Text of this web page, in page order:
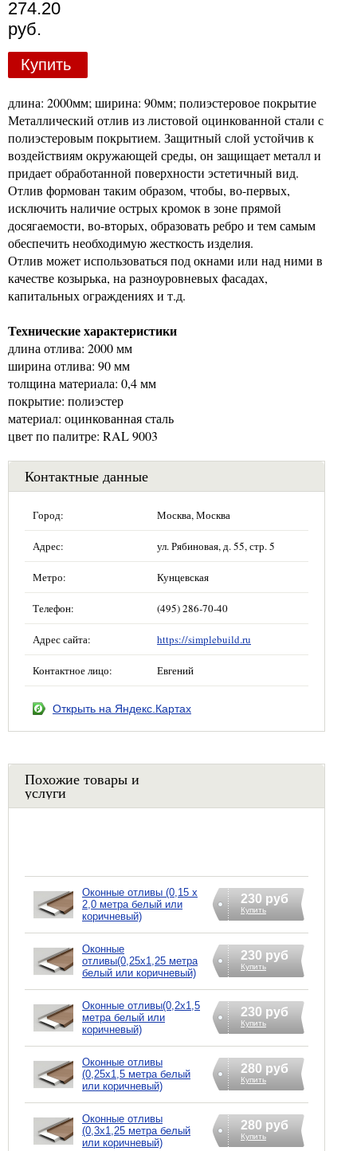
274.20
руб.
Купить
длина: 2000мм; ширина: 90мм; полиэстеровое покрытие
Металлический отлив из листовой оцинкованной стали с
полиэстеровым покрытием. Защитный слой устойчив к
воздействиям окружающей среды, он защищает металл и
придает обработанной поверхности эстетичный вид.
Отлив формован таким образом, чтобы, во-первых,
исключить наличие острых кромок в зоне прямой
досягаемости, во-вторых, образовать ребро и тем самым
обеспечить необходимую жесткость изделия.
Отлив может использоваться под окнами или над ними в
качестве козырька, на разноуровневых фасадах,
капитальных ограждениях и т.д.
Технические характеристики
длина отлива: 2000 мм
ширина отлива: 90 мм
толщина материала: 0,4 мм
покрытие: полиэстер
материал: оцинкованная сталь
цвет по палитре: RAL 9003
Контактные данные
Город: Москва, Москва
Адрес: ул. Рябиновая, д. 55, стр. 5
Метро: Кунцевская
Телефон: (495) 286-70-40
Адрес сайта: https://simplebuild.ru
Контактное лицо: Евгений
Открыть на Яндекс.Картах
Похожие товары и
услуги
Оконные отливы (0,15 х
2,0 метра белый или
коричневый)
230 руб
Купить
Оконные
отливы(0,25х1,25 метра
белый или коричневый)
230 руб
Купить
Оконные отливы(0,2х1,5
метра белый или
коричневый)
230 руб
Купить
Оконные отливы
(0,25х1,5 метра белый
или коричневый)
280 руб
Купить
Оконные отливы
(0,3х1,25 метра белый
или коричневый)
280 руб
Купить